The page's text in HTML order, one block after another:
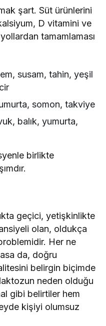
şart. Süt ürünlerini
D vitamini ve
tamamlaması
susam, tahin, yeşil
somon, takviye
balık, yumurta,
birlikte
geçici, yetişkinlikte
olan, oldukça
Her ne
da, doğru
belirgin biçimde
neden olduğu
gibi belirtiler hem
kişiyi olumsuz